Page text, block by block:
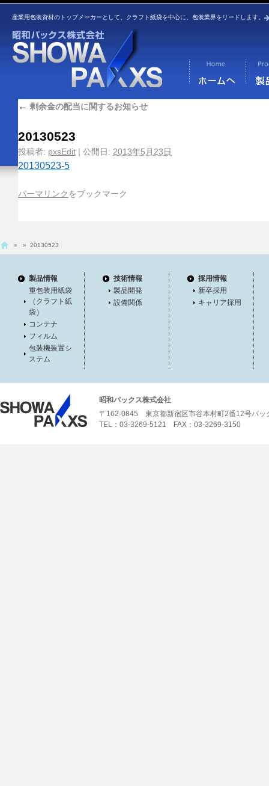
産業用包装資材のトップメーカーとして、クラフト紙袋を中心に、包装業界をリードします。
← 剰余金の配当に関するお知らせ
20130523
投稿者: pxsEdit | 公開日: 2013年5月23日
20130523-5
パーマリンク をブックマーク
» » 20130523
製品情報
重包装用紙袋
（クラフト紙
袋）
コンテナ
フィルム
包装機装置シ
ステム
技術情報
製品開発
設備関係
採用情報
新卒採用
キャリア採用
昭和パックス株式会社
〒162-0845 東京都新宿区市谷本村町2番12号パッ
TEL：03-3269-5121 FAX：03-3269-3150